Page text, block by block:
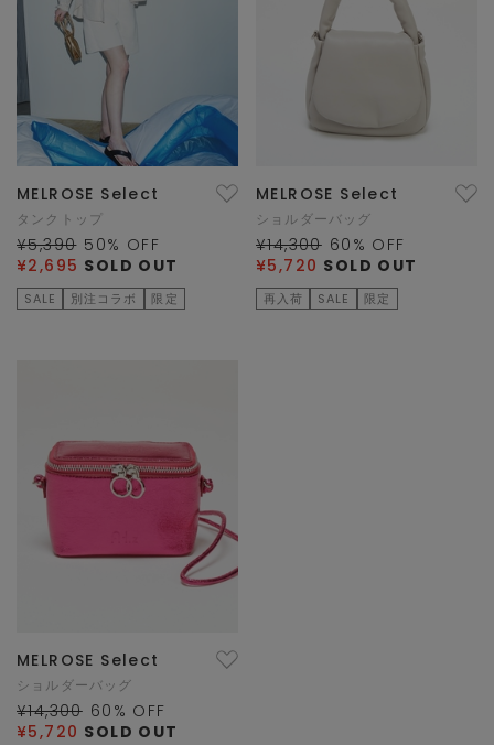
MELROSE Select
タンクトップ
¥5,390 50% OFF
¥2,695 SOLD OUT
SALE 別注コラボ 限定
MELROSE Select
ショルダーバッグ
¥14,300 60 % OFF
¥5,720 SOLD OUT
再入荷 SALE 限定
MELROSE Select
ショルダーバッグ
¥14,300 60 % OFF
¥5,720 SOLD OUT